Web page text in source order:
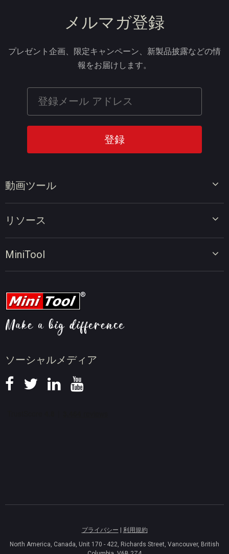
ソーシャルメディア
動画ツール
ビデオコンバーター
リソース
動画圧縮のヒント
ニュース
MiniTool
メルマガ登録
プレゼント企画、限定キャンペーン、新製品披露などの情
報をお届けします。
プライバシー | 利用規約
North America, Canada, Unit 170 - 422, Richards Street, Vancouver, British